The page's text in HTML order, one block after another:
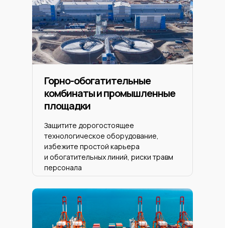
Горно-обогатительные
комбинаты и промышленные
площадки
Защитите дорогостоящее
технологическое оборудование,
избежите простой карьера
и обогатительных линий, риски травм
персонала